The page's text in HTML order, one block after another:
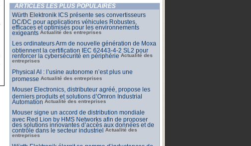
ARTICLES LES PLUS POPULAIRES
Würth Elektronik ICS présente ses convertisseurs
DC/DC pour applications véhicules Robustes,
efficaces et optimisés pour les environnements
exigeants Actualité des entreprises
Les ordinateurs Arm de nouvelle génération de Moxa
obtiennent la certification IEC 62443-4-2 SL2 pour
renforcer la cybersécurité en périphérie Actualité des
entreprises
Physical AI : l’usine autonome n’est plus une
promesse Actualité des entreprises
Mouser Electronics, distributeur agréé, propose les
derniers produits et solutions d’Omron Industrial
Automation Actualité des entreprises
Mouser signe un accord de distribution mondiale
avec Red Lion by HMS Networks afin de proposer
des solutions innovantes d’accès aux données et de
contrôle dans le secteur industriel Actualité des
entreprises